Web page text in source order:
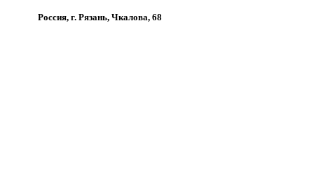
Россия, г. Рязань, Чкалова, 68